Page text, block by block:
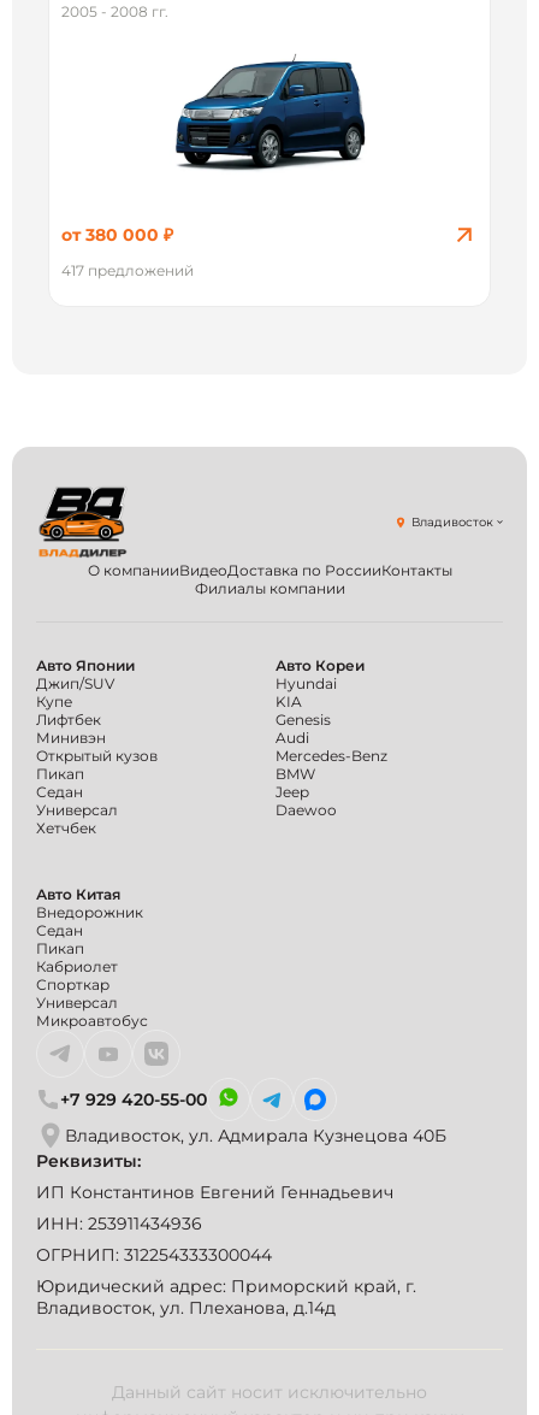
2005 - 2008 гг.
от 380 000 ₽
417 предложений
О компанииВидеоДоставка по РоссииКонтакты
Филиалы компании
Владивосток
+7 929 420-55-00
Владивосток, ул. Адмирала Кузнецова 40Б
Реквизиты:
ИП Константинов Евгений Геннадьевич
ИНН: 253911434936
ОГРНИП: 312254333300044
Юридический адрес: Приморский край, г.
Владивосток, ул. Плеханова, д.14д
Авто Японии
Джип/SUV
Купе
Лифтбек
Минивэн
Открытый кузов
Пикап
Седан
Универсал
Хетчбек
Авто Кореи
Hyundai
KIA
Genesis
Audi
Mercedes-Benz
BMW
Jeep
Daewoo
Авто Китая
Внедорожник
Седан
Пикап
Кабриолет
Спорткар
Универсал
Микроавтобус
Данный сайт носит исключительно